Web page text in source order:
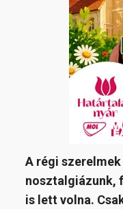
A régi
nosztalgiázunk,
is lett volna.